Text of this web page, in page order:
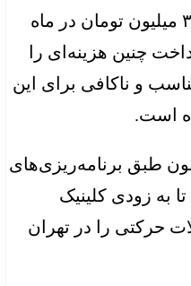
و تغذیه مناسب به بیش از ۳۰ میلیون تومان در ماه
چنین هزینه‌ای را
و ناکافی برای این
است.
طبق برنامه‌ریزی‌های
به زودی کلینیک
حرکتی را در تهران